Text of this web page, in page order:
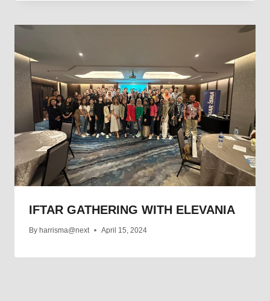
IFTAR GATHERING WITH ELEVANIA
By harrisma@next April 15, 2024